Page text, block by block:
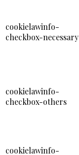
cookielawinfo-
checkbox-necessary
cookielawinfo-
checkbox-others
cookielawinfo-